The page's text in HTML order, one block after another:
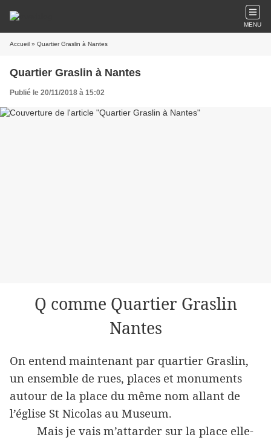
MENU
Accueil » Quartier Graslin à Nantes
Quartier Graslin à Nantes
Publié le 20/11/2018 à 15:02
Q comme Quartier Graslin
Nantes
On entend maintenant par quartier Graslin,
un ensemble de rues, places et monuments
autour de la place du même nom allant de
l’église St Nicolas au Museum.
Mais je vais m’attarder sur la place elle-